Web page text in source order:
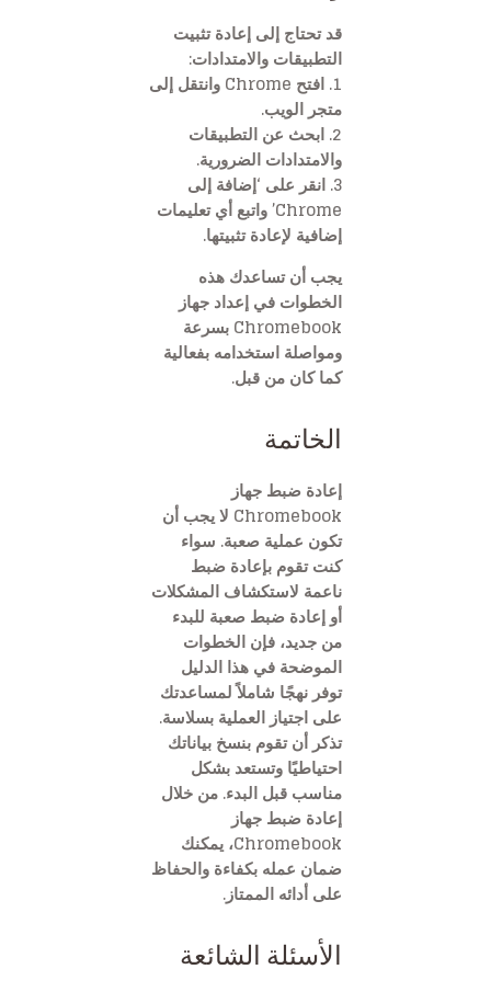
قد تحتاج إلى إعادة تثبيت
التطبيقات والامتدادات:
1. افتح Chrome وانتقل إلى
متجر الويب.
2. ابحث عن التطبيقات
والامتدادات الضرورية.
3. انقر على ‘إضافة إلى
Chrome’ واتبع أي تعليمات
إضافية لإعادة تثبيتها.
يجب أن تساعدك هذه
الخطوات في إعداد جهاز
Chromebook بسرعة
ومواصلة استخدامه بفعالية
كما كان من قبل.
الخاتمة
إعادة ضبط جهاز
Chromebook لا يجب أن
تكون عملية صعبة. سواء
كنت تقوم بإعادة ضبط
ناعمة لاستكشاف المشكلات
أو إعادة ضبط صعبة للبدء
من جديد، فإن الخطوات
الموضحة في هذا الدليل
توفر نهجًا شاملاً لمساعدتك
على اجتياز العملية بسلاسة.
تذكر أن تقوم بنسخ بياناتك
احتياطيًا وتستعد بشكل
مناسب قبل البدء. من خلال
إعادة ضبط جهاز
Chromebook، يمكنك
ضمان عمله بكفاءة والحفاظ
على أدائه الممتاز.
الأسئلة الشائعة